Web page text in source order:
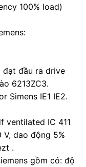
100% load)
đầu ra drive
6213ZC3.
Simens IE1 IE2.
ventilated IC 411
dao động 5%
.
gồm có: độ